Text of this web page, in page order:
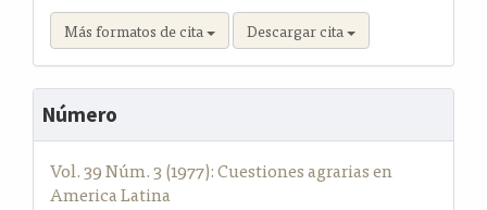
Más formatos de cita Descargar cita
Número
Vol. 39 Núm. 3 (1977): Cuestiones agrarias en
America Latina